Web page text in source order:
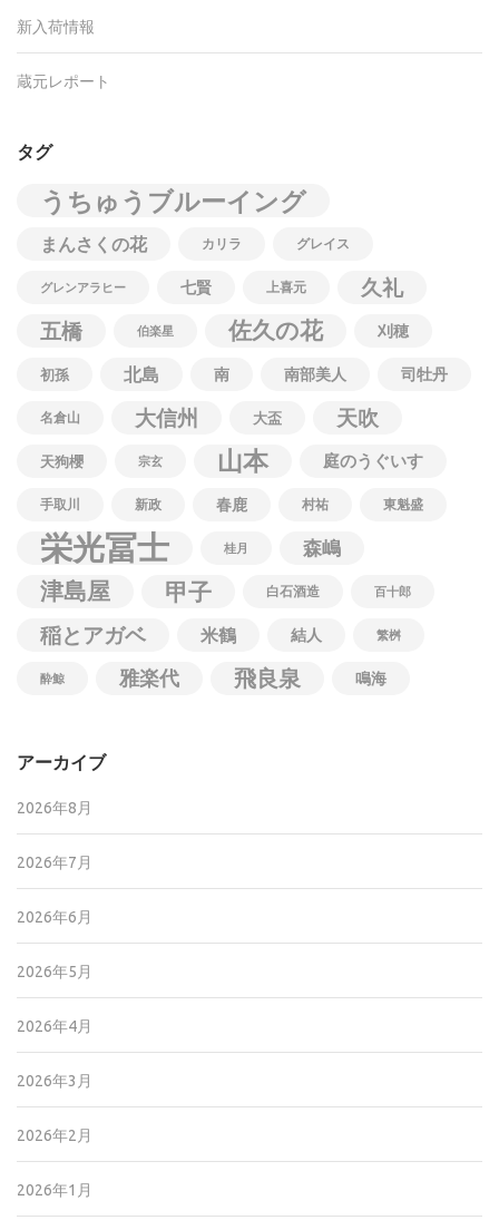
新入荷情報
蔵元レポート
タグ
うちゅうブルーイング
まんさくの花 カリラ グレイス
グレンアラヒー 七賢 上喜元
久礼
五橋
伯楽星 佐久の花 刈穂
初孫 北島 南 南部美人 司牡丹
名倉山 大信州 大盃 天吹
天狗櫻 宗玄 山本 庭のうぐいす
手取川 新政 春鹿 村祐 東魁盛
栄光冨士 桂月 森嶋
津島屋 甲子 白石酒造 百十郎
稲とアガベ 米鶴 結人 繁桝
酔鯨 雅楽代 飛良泉 鳴海
アーカイブ
2026年8月
2026年7月
2026年6月
2026年5月
2026年4月
2026年3月
2026年2月
2026年1月